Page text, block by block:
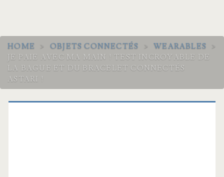
HOME > OBJETS CONNECTÉS > WEARABLES
>
JE PAIE AVEC MA MAIN ! TEST INCROYABLE DE
LA BAGUE ET DU BRACELET CONNECTÉS
ASTARI !